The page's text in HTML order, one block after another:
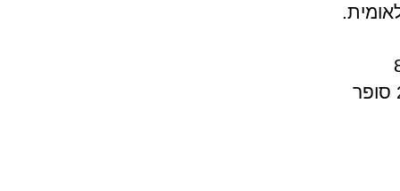
8:00
ברציפות ועד לשעה 21:00, ביום שישי משעה 8:00 עד 23:00 סופר